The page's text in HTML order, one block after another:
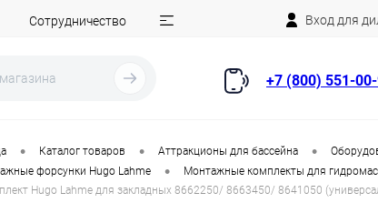
Сотрудничество Вход для
+7 (800) 551-
• Каталог товаров • Аттракционы для бассейна •
форсунки Hugo Lahme • Монтажные комплекты для
Hugo Lahme для закладных 8662250/ 8663450/ 8641050